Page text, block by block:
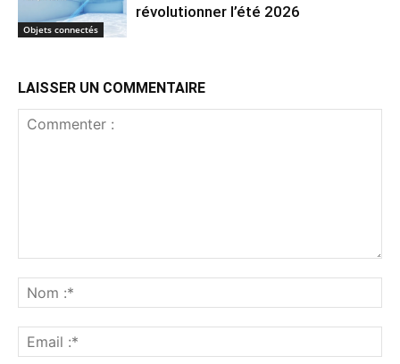
Objets connectés
révolutionner l’été 2026
LAISSER UN COMMENTAIRE
:*
:*